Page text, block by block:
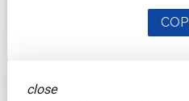
close